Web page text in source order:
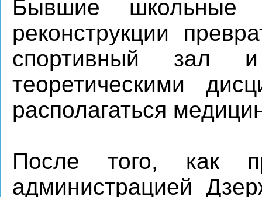
Бывшие школьные
реконструкции
спортивный зал
теоретическими
располагаться
После того, как
администрацией